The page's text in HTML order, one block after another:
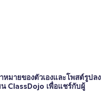
หมายของตัวเองและโพสต์รูปลง
ClassDojo เพื่อแชร์กับผู้